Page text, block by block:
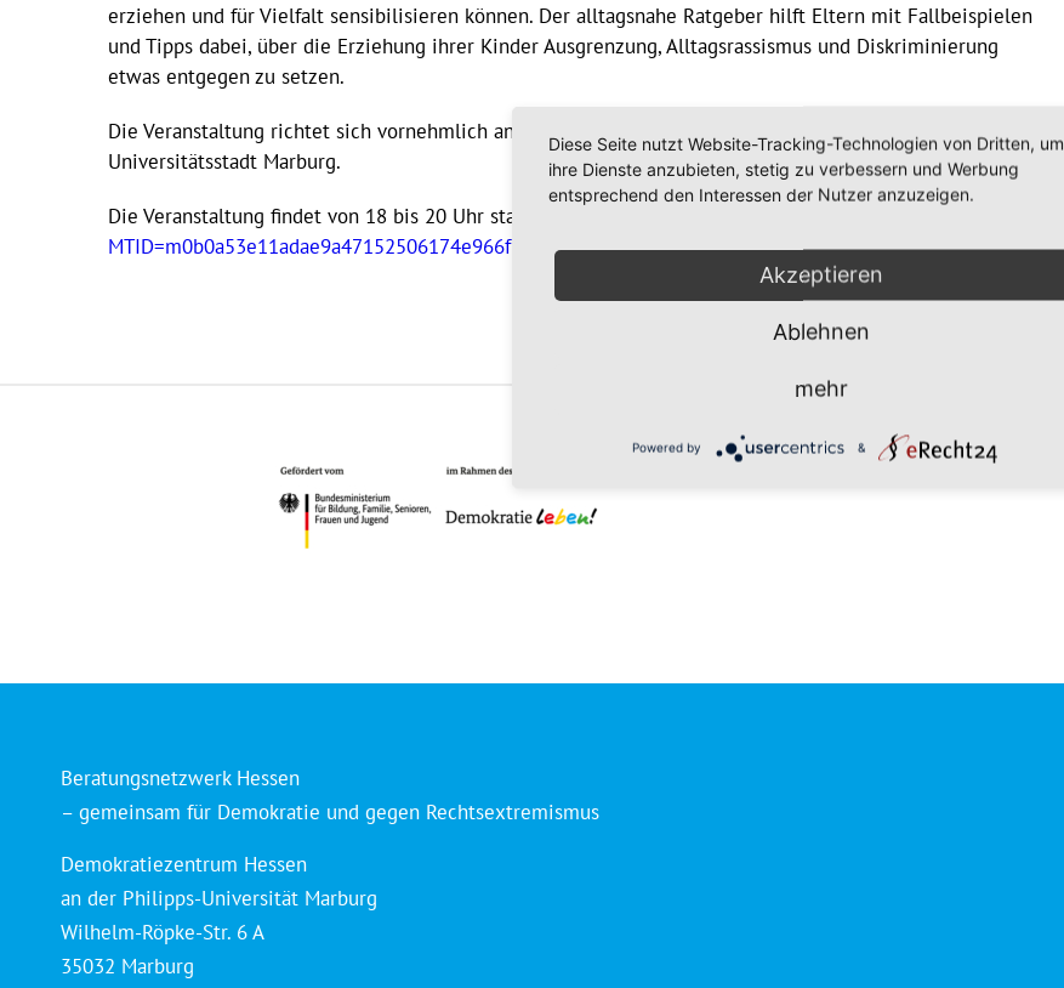
erziehen und für Vielfalt sensibilisieren können. Der alltagsnahe Ratgeber hilft Eltern mit Fallbeispielen
und Tipps dabei, über die Erziehung ihrer Kinder Ausgrenzung, Alltagsrassismus und Diskriminierung
etwas entgegen zu setzen.
Die Veranstaltung richtet sich vornehmlich an Eltern, Erzieher*innen und Lehrpersonal der
Universitätsstadt Marburg.
Die Veranstaltung findet von 18 bis 20 Uhr statt auf
MTID=m0b0a53e11adae9a47152506174e966f1
Beratungsnetzwerk Hessen
– gemeinsam für Demokratie und gegen Rechtsextremismus
Demokratiezentrum Hessen
an der Philipps-Universität Marburg
Wilhelm-Röpke-Str. 6 A
35032 Marburg
Diese Seite nutzt Website-Tracking-Technologien von Dritten, um
ihre Dienste anzubieten, stetig zu verbessern und Werbung
entsprechend den Interessen der Nutzer anzuzeigen.
Akzeptieren
Ablehnen
mehr
Powered by &